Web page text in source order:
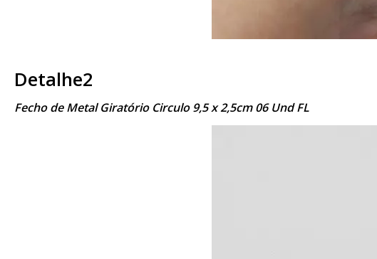
Detalhe2
Fecho de Metal Giratório Circulo 9,5 x 2,5cm 06 Und FL